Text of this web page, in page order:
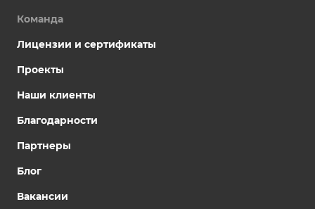
Команда
Лицензии и сертификаты
Проекты
Наши клиенты
Благодарности
Партнеры
Блог
Вакансии